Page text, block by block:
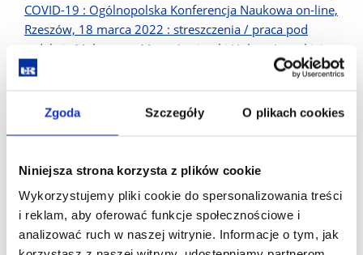
Zgoda Szczegóły O plikach cookies
Niniejsza strona korzysta z plików cookie
Wykorzystujemy pliki cookie do spersonalizowania treści
i reklam, aby oferować funkcje społecznościowe i
analizować ruch w naszej witrynie. Informacje o tym, jak
COVID-19 : Ogólnopolska Konferencja Naukowa on-line,
Rzeszów, 18 marca 2022 : streszczenia / praca pod
redakcją Małgorzaty Marc, Agnieszki Hubert-Luteckiej,
Wacława Kruka. Rzeszów, Bonus Liber: 2022, S. 71-72
słuchu o podłożu zawodowym w Polsce i w województwie
podkarpackim w latach 2008-2020 W: Potrzeby i
Dni Rehabilitacji, Rzeszów, 24-25 lutego 2022 r.,
Konferencja Online : streszczenia / pod redakcją Teresy
Pop, Andrzeja Kwolka, Andżeliny Wolan-Nierody, Joanny
Baran. Rzeszów, Bonus Liber Sp. z o.o.: 2022, S. 261